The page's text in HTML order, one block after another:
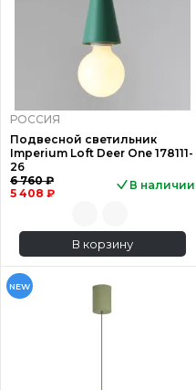
РОССИЯ
Подвесной светильник
Imperium Loft Deer One 178111-
26
6 760 ₽
5 408 ₽
В наличии
В корзину
NEW